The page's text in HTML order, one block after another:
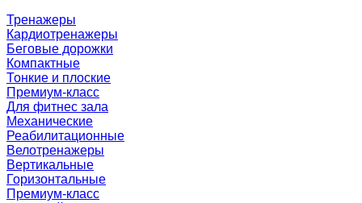
Тренажеры
Кардиотренажеры
Беговые дорожки
Компактные
Тонкие и плоские
Премиум-класс
Для фитнес зала
Механические
Реабилитационные
Велотренажеры
Вертикальные
Горизонтальные
Премиум-класс